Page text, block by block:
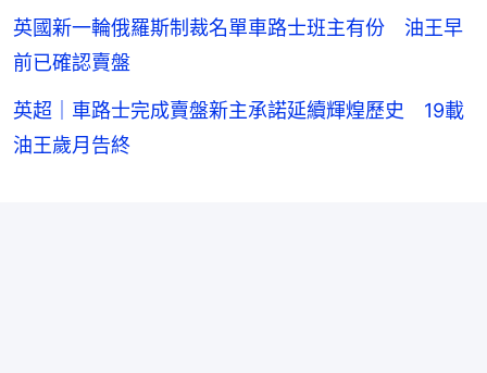
英國新一輪俄羅斯制裁名單車路士班主有份 油王早
前已確認賣盤
英超｜車路士完成賣盤新主承諾延續輝煌歷史 19載
油王歲月告終